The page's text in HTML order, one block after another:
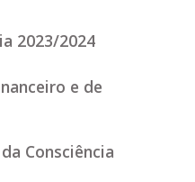
2023/2024
e de
Consciência